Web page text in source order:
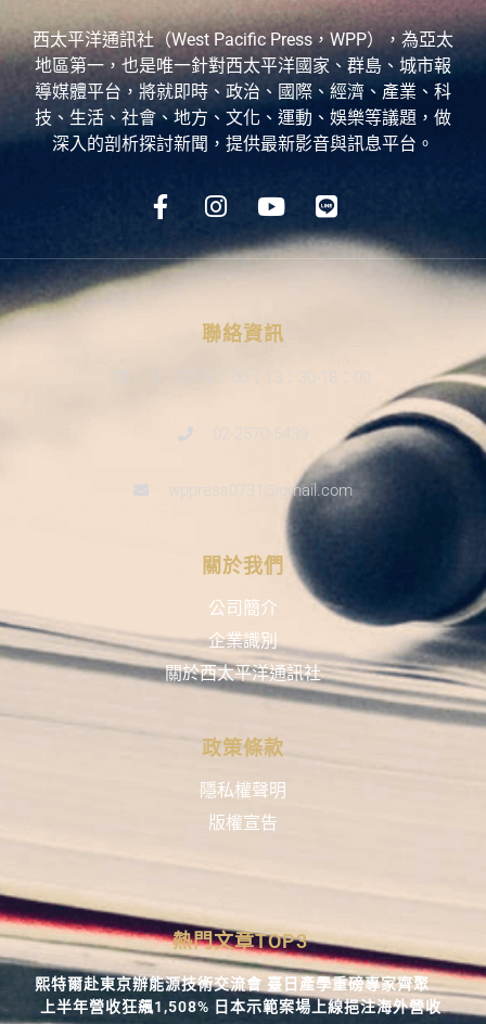
西太平洋通訊社（West Pacific Press，WPP），為亞太
地區第一，也是唯一針對西太平洋國家、群島、城市報
導媒體平台，將就即時、政治、國際、經濟、產業、科
技、生活、社會、地方、文化、運動、娛樂等議題，做
深入的剖析探討新聞，提供最新影音與訊息平台。
聯絡資訊
9：30-12：00；13：30-18：00
02-2570-5439
wppress0731@gmail.com
關於我們
公司簡介
企業識別
關於西太平洋通訊社
政策條款
隱私權聲明
版權宣告
熱門文章TOP3
熙特爾赴東京辦能源技術交流會 臺日產學重磅專家齊聚
上半年營收狂飆1,508% 日本示範案場上線挹注海外營收